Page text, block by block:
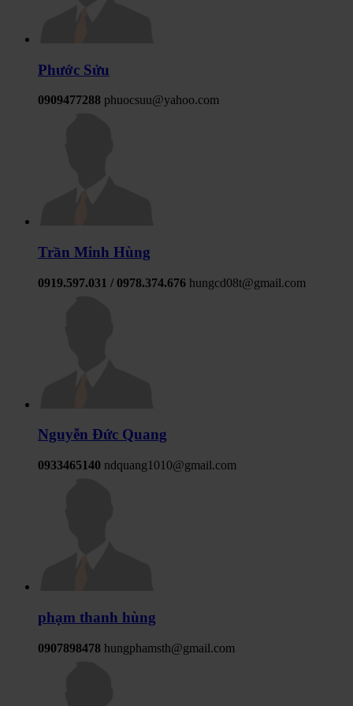
Phước Sửu
0909477288 phuocsuu@yahoo.com
Trần Minh Hùng
0919.597.031 / 0978.374.676 hungcd08t@gmail.com
Nguyễn Đức Quang
0933465140 ndquang1010@gmail.com
phạm thanh hùng
0907898478 hungphamsth@gmail.com